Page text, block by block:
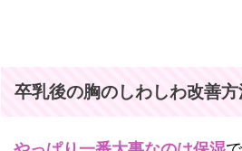
卒乳後の胸のしわしわ改善